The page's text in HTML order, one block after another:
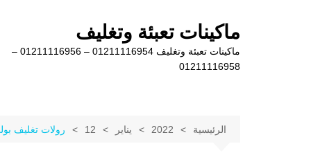
ماكينات تعبئة وتغليف
ماكينات تعبئة وتغليف 01211116954 – 01211116956 –
01211116958
الرئيسية 2022 يناير 12 رولات تغليف